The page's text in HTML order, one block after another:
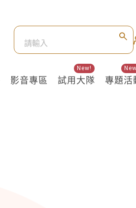
影音專區 試用大隊
New!
專題活